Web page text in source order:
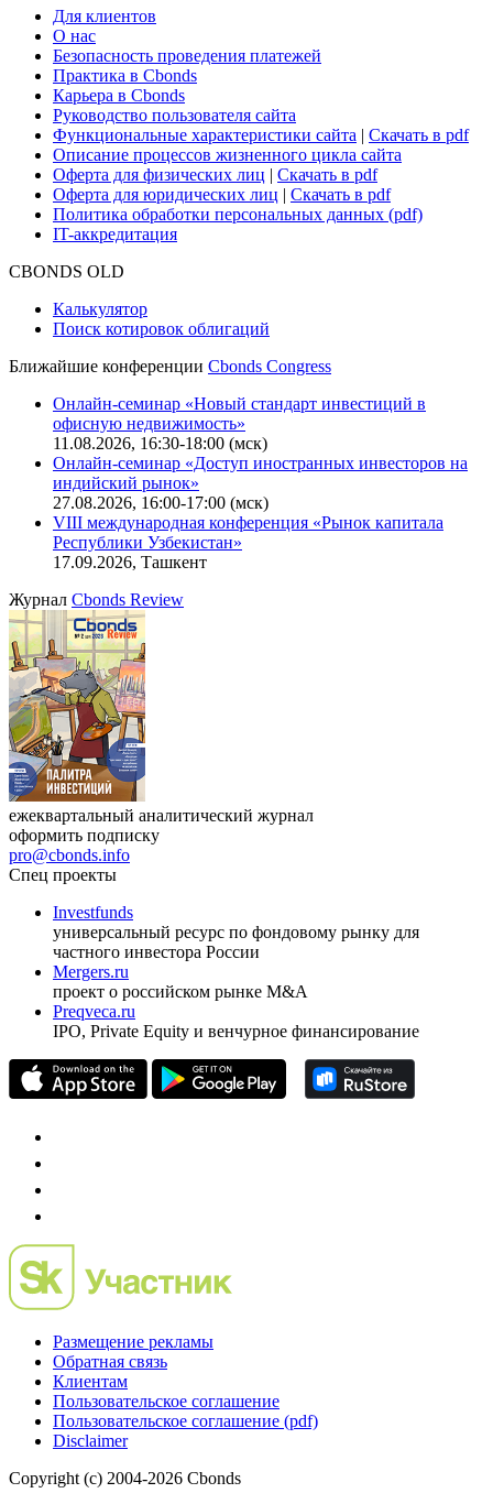
Для клиентов
О нас
Безопасность проведения платежей
Практика в Cbonds
Карьера в Cbonds
Руководство пользователя сайта
Функциональные характеристики сайта | Скачать в pdf
Описание процессов жизненного цикла сайта
Оферта для физических лиц | Скачать в pdf
Оферта для юридических лиц | Скачать в pdf
Политика обработки персональных данных (pdf)
IT-аккредитация
CBONDS OLD
Калькулятор
Поиск котировок облигаций
Ближайшие конференции Cbonds Congress
Онлайн-семинар «Новый стандарт инвестиций в
офисную недвижимость»
11.08.2026, 16:30-18:00 (мск)
Онлайн-семинар «Доступ иностранных инвесторов на
индийский рынок»
27.08.2026, 16:00-17:00 (мск)
VIII международная конференция «Рынок капитала
Республики Узбекистан»
17.09.2026, Ташкент
Журнал Cbonds Review
ежеквартальный аналитический журнал
оформить подписку
pro@cbonds.info
Спец проекты
Investfunds
универсальный ресурс по фондовому рынку для
частного инвестора России
Mergers.ru
проект о российском рынке M&A
Preqveca.ru
IPO, Private Equity и венчурное финансирование
Размещение рекламы
Обратная связь
Клиентам
Пользовательское соглашение
Пользовательское соглашение (pdf)
Disclaimer
Copyright (c) 2004-2026 Cbonds